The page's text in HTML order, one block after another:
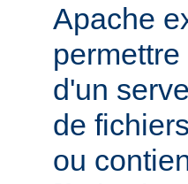
Apache
d'un
de
ou